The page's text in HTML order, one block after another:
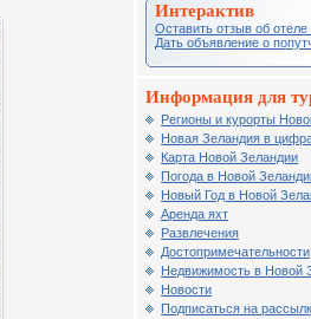
Интерактив
Оставить отзыв об отеле
Дать объявление о
Информация для
Регионы и курорты
Новая Зеландия в
Карта Новой Зеландии
Погода в Новой
Новый Год в Новой
Аренда яхт
Развлечения
Достопримечательности
Недвижимость в Новой
Новости
Подписаться на